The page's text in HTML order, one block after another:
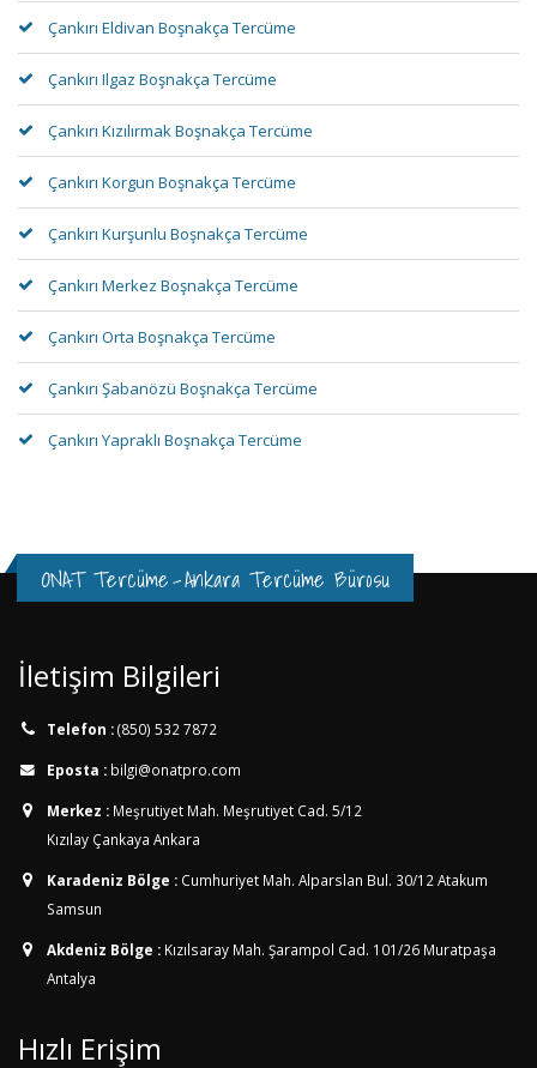
Çankırı Eldivan Boşnakça Tercüme
Çankırı Ilgaz Boşnakça Tercüme
Çankırı Kızılırmak Boşnakça Tercüme
Çankırı Korgun Boşnakça Tercüme
Çankırı Kurşunlu Boşnakça Tercüme
Çankırı Merkez Boşnakça Tercüme
Çankırı Orta Boşnakça Tercüme
Çankırı Şabanözü Boşnakça Tercüme
Çankırı Yapraklı Boşnakça Tercüme
ONAT Tercüme-Ankara Tercüme Bürosu
İletişim Bilgileri
Telefon :(850) 532 7872
Eposta : bilgi@onatpro.com
Merkez : Meşrutiyet Mah. Meşrutiyet Cad. 5/12
Kızılay Çankaya Ankara
Karadeniz Bölge : Cumhuriyet Mah. Alparslan Bul. 30/12 Atakum
Samsun
Akdeniz Bölge : Kızılsaray Mah. Şarampol Cad. 101/26 Muratpaşa
Antalya
Hızlı Erişim